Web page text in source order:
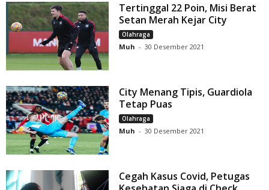
Tertinggal 22 Poin, Misi Berat
Setan Merah Kejar City
Olahraga
Muh - 30 Desember 2021
City Menang Tipis, Guardiola
Tetap Puas
Olahraga
Muh - 30 Desember 2021
Cegah Kasus Covid, Petugas